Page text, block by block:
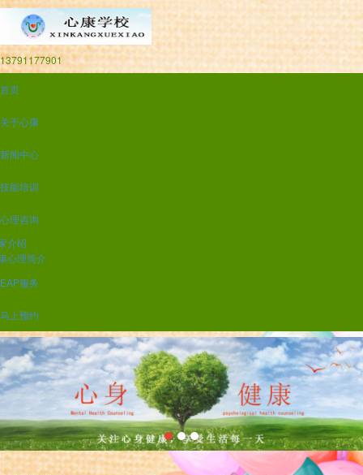
13791177901
首页
关于心康
新闻中心
技能培训
心理咨询
介绍
心理简介
EAP服务
马上预约